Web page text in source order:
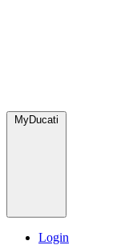
MyDucati
Login